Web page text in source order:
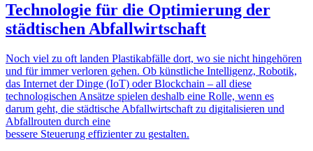
Technologie für die Optimierung der
städtischen Abfallwirtschaft
Noch viel zu oft landen Plastikabfälle dort, wo sie nicht hingehören
und für immer verloren gehen. Ob künstliche Intelligenz, Robotik,
das Internet der Dinge (IoT) oder Blockchain – all diese
technologischen Ansätze spielen deshalb eine Rolle, wenn es
darum geht, die städtische Abfallwirtschaft zu digitalisieren und
Abfallrouten durch eine
bessere Steuerung effizienter zu gestalten.